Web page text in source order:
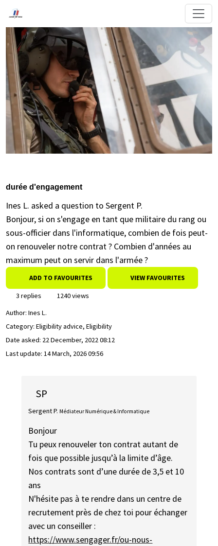
durée d'engagement
Ines L. asked a question to Sergent P.
Bonjour, si on s'engage en tant que militaire du rang ou
sous-officier dans l'informatique, combien de fois peut-
on renouveler notre contrat ? Combien d'années au
maximum peut on servir dans l'armée ?
ADD TO FAVOURITES VIEW FAVOURITES
3 replies
1240 views
Author: Ines L.
Category: Eligibility advice, Eligibility
Date asked: 22 December, 2022 08:12
Last update: 14 March, 2026 09:56
SP
Sergent P. Médiateur Numérique & Informatique
Bonjour
Tu peux renouveler ton contrat autant de
fois que possible jusqu’à la limite d’âge.
Nos contrats sont d’une durée de 3,5 et 10
ans
N'hésite pas à te rendre dans un centre de
recrutement près de chez toi pour échanger
avec un conseiller :
https://www.sengager.fr/ou-nous-